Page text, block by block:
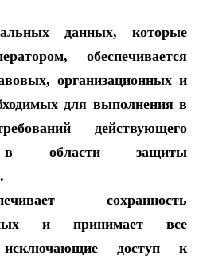
данных, которые
обеспечивается
организационных и
для выполнения в
действующего
в области защиты
сохранность
и принимает все
доступ к